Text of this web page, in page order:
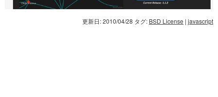
更新日: 2010/04/28 タグ: BSD License | javascript